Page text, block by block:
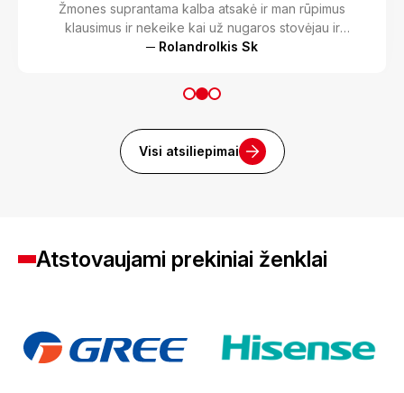
Žmones suprantama kalba atsakė ir man rūpimus
klausimus ir nekeike kai už nugaros stovėjau ir
smalsiai žiurejau kaip jie atlieka visus darbus. Esame
─ Rolandrolkis Sk
Visi atsiliepimai
Atstovaujami prekiniai ženklai